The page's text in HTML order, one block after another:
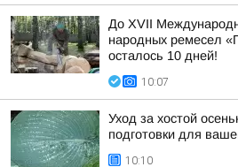
До XVII
народных ремесел
осталось 10 дней!
10:07
Уход за хостой
подготовки для
10:10